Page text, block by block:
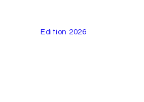
Edition 2026